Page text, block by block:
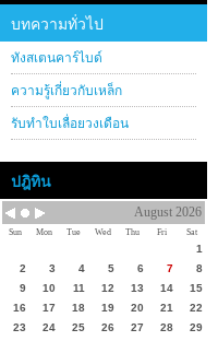
บทความทั่วไป
ทังสเตนคาร์ไบด์
ความรู้เกี่ยวกับเหล็ก
รับทำใบเลื่อยวงเดือน
ปฎิทิน
August 2026
Sun Mon Tue Wed Thu Fri Sat
1
2
3 4 5 6 7
8
9
10 11 12 13 14
15
16
17 18 19 20 21
22
23
24 25 26 27 28
29